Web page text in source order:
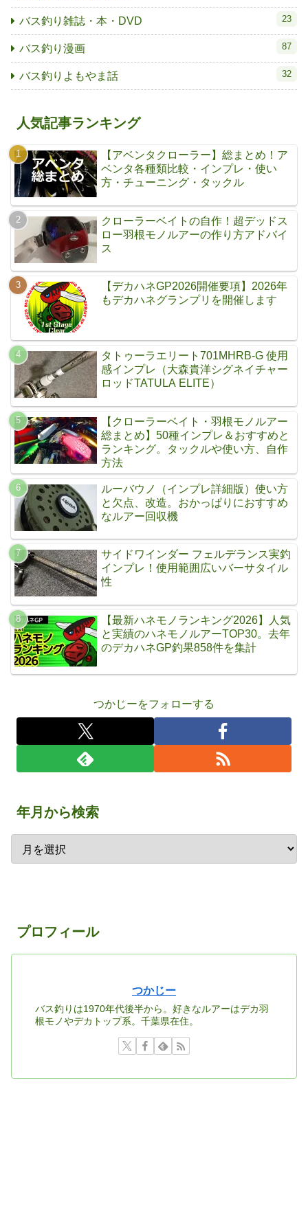
バス釣り雑誌・本・DVD 23
バス釣り漫画 87
バス釣りよもやま話 32
人気記事ランキング
【アベンタクローラー】総まとめ！ア
ベンタ各種類比較・インプレ・使い
方・チューニング・タックル
クローラーベイトの自作！超デッドス
ロー羽根モノルアーの作り方アドバイ
ス
【デカハネGP2026開催要項】2026年
もデカハネグランプリを開催します
タトゥーラエリート701MHRB-G 使用
感インプレ（大森貴洋シグネイチャー
ロッドTATULA ELITE）
【クローラーベイト・羽根モノルアー
総まとめ】50種インプレ＆おすすめと
ランキング。タックルや使い方、自作
方法
ルーバウノ（インプレ詳細版）使い方
と欠点、改造。おかっぱりにおすすめ
なルアー回収機
サイドワインダー フェルデランス実釣
インプレ！使用範囲広いバーサタイル
性
【最新ハネモノランキング2026】人気
と実績のハネモノルアーTOP30。去年
のデカハネGP釣果858件を集計
つかじーをフォローする
年月から検索
プロフィール
つかじー
バス釣りは1970年代後半から。好きなルアーはデカ羽
根モノやデカトップ系。千葉県在住。